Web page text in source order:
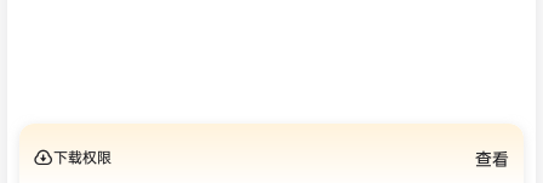
下载权限 查看